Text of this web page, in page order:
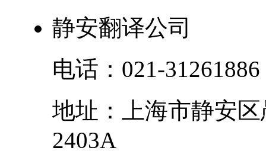
静安翻译公司
电话： 021-31261886
地址：
上海市静安区
2403A